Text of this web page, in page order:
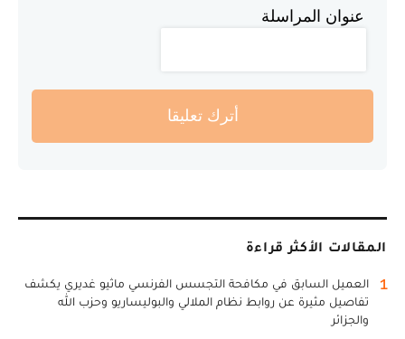
عنوان المراسلة
أترك تعليقا
المقالات الأكثر قراءة
1
العميل السابق في مكافحة التجسس الفرنسي ماثيو غديري يكشف
تفاصيل مثيرة عن روابط نظام الملالي والبوليساريو وحزب الله
والجزائر